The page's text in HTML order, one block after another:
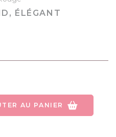
ÉLÉGANT
AU PANIER